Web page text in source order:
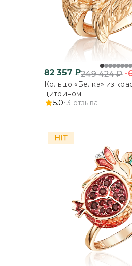
82 357₽249 424₽ -
Кольцо «Белка» из
цитрином
5.0 3 отзыва